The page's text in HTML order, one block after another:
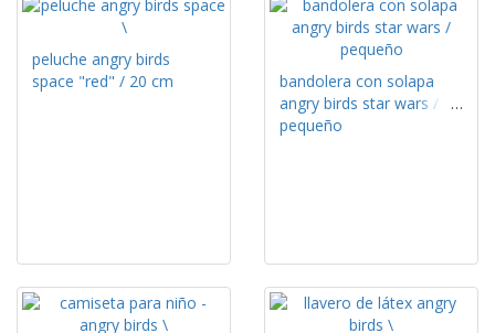
peluche angry birds
space "red" / 20 cm
bandolera con solapa
angry birds star wars /
pequeño